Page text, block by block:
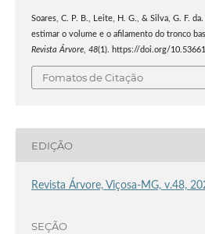
Soares, C. P. B., Leite, H. G., & Silva, G. F.
estimar o volume e o afilamento do tronco
Revista Árvore, 48(1). https://doi.org/
Fomatos de Citação
EDIÇÃO
Revista Árvore, Viçosa-MG, v.48,
SEÇÃO